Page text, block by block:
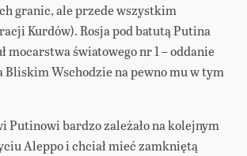
granic, ale przede wszystkim
Kurdów). Rosja pod batutą Putina
mocarstwa światowego nr 1 – oddanie
Bliskim Wschodzie na pewno mu w tym
Putinowi bardzo zależało na kolejnym
Aleppo i chciał mieć zamkniętą